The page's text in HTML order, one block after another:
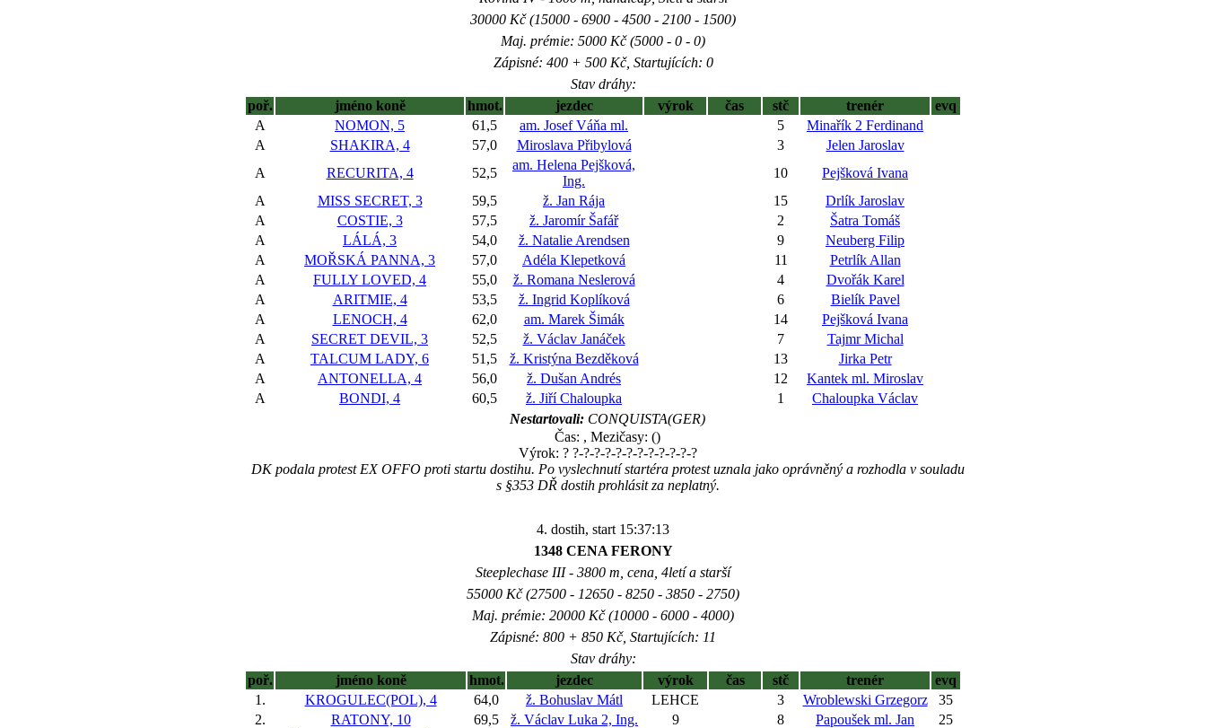
30000 Kč (15000 - 6900 - 4500 - 2100 - 1500)
Maj. prémie: 5000 Kč (5000 - 0 - 0)
Zápisné: 400 + 500 Kč, Startujících: 0
Stav dráhy:
poř.
jméno koně hmot. jezdec výrok čas stč trenér
evq
A
NOMON, 5 61,5 am. Josef Váňa ml. 5
Minařík 2 Ferdinand
A
SHAKIRA, 4 57,0 Miroslava Přibylová 3
Jelen Jaroslav
A
RECURITA, 4 52,5
am. Helena Pejšková,
Ing.
10
Pejšková Ivana
A
MISS SECRET, 3 59,5 ž. Jan Rája 15
Drlík Jaroslav
A
COSTIE, 3 57,5 ž. Jaromír Šafář 2
Šatra Tomáš
A
LÁLÁ, 3 54,0 ž. Natalie Arendsen 9
Neuberg Filip
A
MOŘSKÁ PANNA, 3 57,0 Adéla Klepetková 11
Petrlík Allan
A
FULLY LOVED, 4 55,0 ž. Romana Neslerová 4
Dvořák Karel
A
ARITMIE, 4 53,5 ž. Ingrid Koplíková 6
Bielík Pavel
A
LENOCH, 4 62,0 am. Marek Šimák 14
Pejšková Ivana
A
SECRET DEVIL, 3 52,5 ž. Václav Janáček 7
Tajmr Michal
A
TALCUM LADY, 6 51,5 ž. Kristýna Bezděková 13
Jirka Petr
A
ANTONELLA, 4 56,0 ž. Dušan Andrés 12
Kantek ml. Miroslav
A
BONDI, 4 60,5 ž. Jiří Chaloupka 1
Chaloupka Václav
Nestartovali: CONQUISTA(GER)
Čas: , Mezičasy: ()
Výrok: ? ?-?-?-?-?-?-?-?-?-?-?-?
DK podala protest EX OFFO proti startu dostihu. Po vyslechnutí startéra protest uznala jako oprávněný a rozhodla v souladu
s §353 DŘ dostih prohlásit za neplatný.
4. dostih, start 15:37:13
1348 CENA FERONY
Steeplechase III - 3800 m, cena, 4letí a starší
55000 Kč (27500 - 12650 - 8250 - 3850 - 2750)
Maj. prémie: 20000 Kč (10000 - 6000 - 4000)
Zápisné: 800 + 850 Kč, Startujících: 11
Stav dráhy:
poř.
jméno koně hmot. jezdec výrok čas stč trenér
evq
1.
KROGULEC(POL), 4 64,0 ž. Bohuslav Mátl LEHCE 3 Wroblewski Grzegorz
35
2.
RATONY, 10 69,5 ž. Václav Luka 2, Ing. 9 8 Papoušek ml. Jan
25